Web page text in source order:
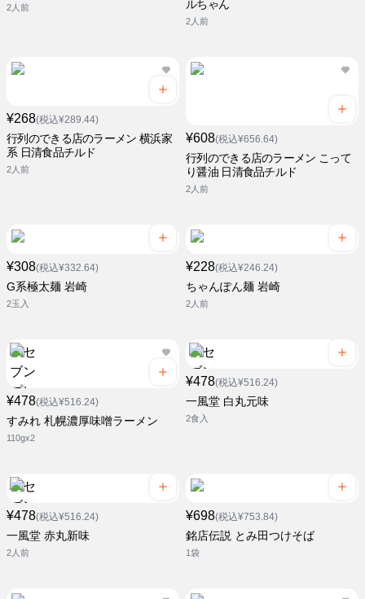
2人前 ルちゃん
2人前
¥268(税込¥289.44)
行列のできる店のラーメン 横浜家
系 日清食品チルド
2人前
¥608(税込¥656.64)
行列のできる店のラーメン こって
り醤油 日清食品チルド
2人前
¥308(税込¥332.64)
G系極太麺 岩崎
2玉入
¥228(税込¥246.24)
ちゃんぽん麺 岩崎
2人前
¥478(税込¥516.24)
すみれ 札幌濃厚味噌ラーメン
110gx2
¥478(税込¥516.24)
一風堂 白丸元味
2食入
¥478(税込¥516.24)
一風堂 赤丸新味
2人前
¥698(税込¥753.84)
銘店伝説 とみ田つけそば
1袋